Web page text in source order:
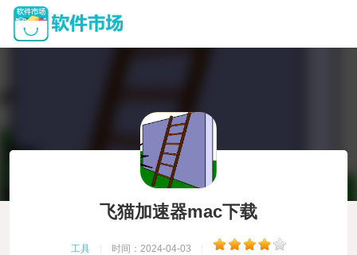
飞猫加速器mac下载
工具 时间：2024-04-03